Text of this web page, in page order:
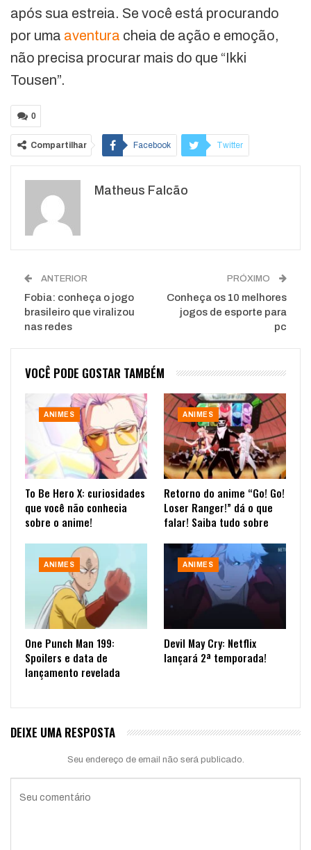
após sua estreia. Se você está procurando
por uma aventura cheia de ação e emoção,
não precisa procurar mais do que “Ikki
Tousen”.
0
Compartilhar Facebook Twitter
WhatsApp
Matheus Falcão
ANTERIOR
Fobia: conheça o jogo
brasileiro que viralizou
nas redes
PRÓXIMO
Conheça os 10 melhores
jogos de esporte para
pc
VOCÊ PODE GOSTAR TAMBÉM
ANIMES
To Be Hero X: curiosidades
que você não conhecia
sobre o anime!
ANIMES
Retorno do anime “Go! Go!
Loser Ranger!” dá o que
falar! Saiba tudo sobre
ANIMES
One Punch Man 199:
Spoilers e data de
lançamento revelada
ANIMES
Devil May Cry: Netflix
lançará 2ª temporada!
DEIXE UMA RESPOSTA
Seu endereço de email não será publicado.